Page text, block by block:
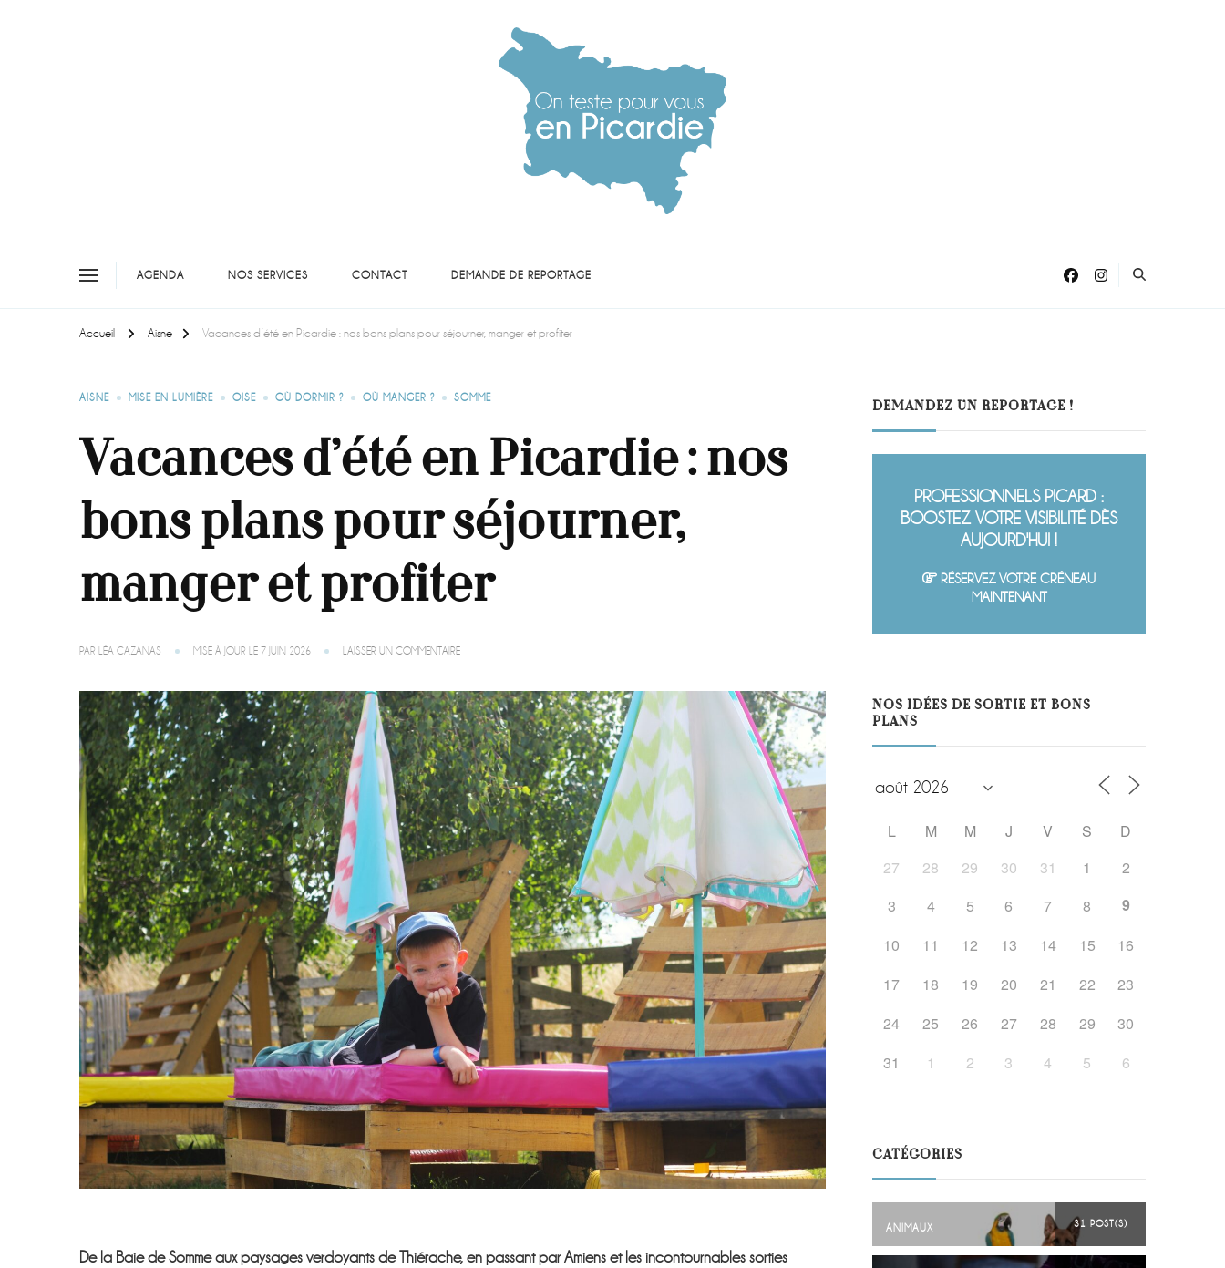
AGENDA NOS SERVICES CONTACT DEMANDE DE REPORTAGE
Accueil Aisne Vacances d’été en Picardie : nos bons plans pour séjourner, manger et profiter
AISNE MISE EN LUMIÈRE OISE OÙ DORMIR ? OÙ MANGER ? SOMME
Vacances d’été en Picardie : nos
bons plans pour séjourner,
manger et profiter
PAR LÉA CAZANAS MISE À JOUR LE 7 JUIN 2026 LAISSER UN COMMENTAIRESUR
EN
PICARDIE
:
NOS
BONS
PLANS
POUR
SÉJOURNER,
MANGER
ET
PROFITER
De la Baie de Somme aux paysages verdoyants de Thiérache, en passant par Amiens et les incontournables sorties
DEMANDEZ UN REPORTAGE !
PROFESSIONNELS PICARD :
BOOSTEZ VOTRE VISIBILITÉ DÈS
AUJOURD'HUI !
RÉSERVEZ VOTRE CRÉNEAU
MAINTENANT
NOS IDÉES DE SORTIE ET BONS
PLANS
L M M J V S
D
27
28 29 30 31 1
2
3
4 5 6 7 8
9
10
11 12 13 14 15
16
17
18 19 20 21 22
23
24
25 26 27 28 29
30
31
1 2 3 4 5 6
CATÉGORIES
ANIMAUX 31 POST(S)